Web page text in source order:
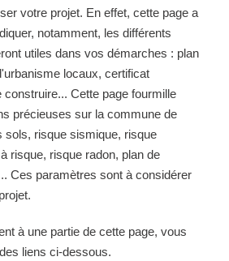
votre projet. En effet, cette page a
notamment, les différents
utiles dans vos démarches : plan
locaux, certificat
Cette page fourmille
précieuses sur la commune de
sols, risque sismique, risque
risque, risque radon, plan de
Ces paramètres sont à considérer
à une partie de cette page, vous
liens ci-dessous.